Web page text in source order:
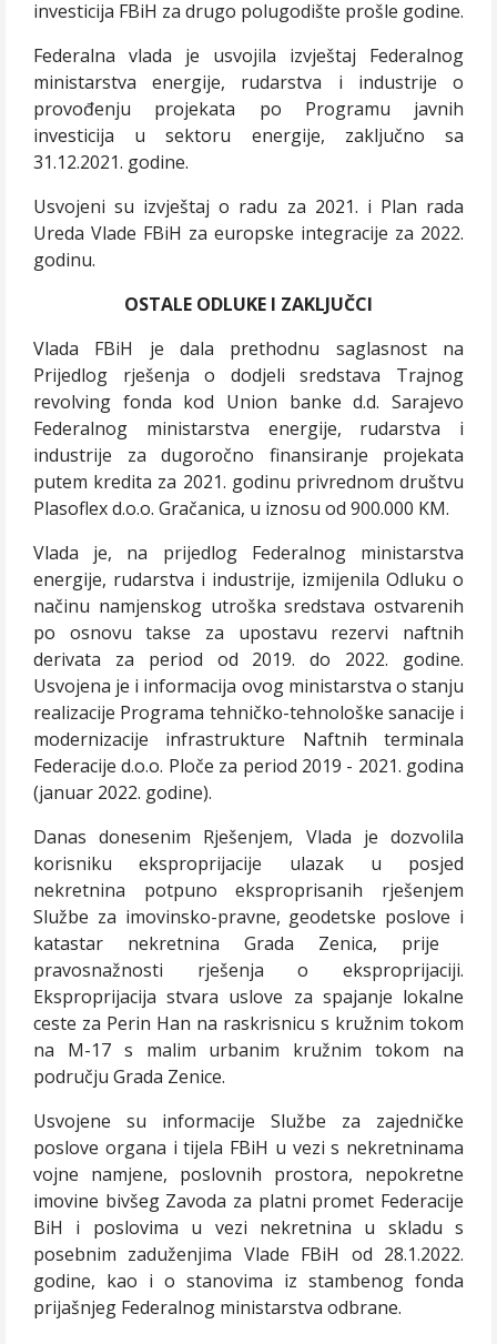
investicija FBiH za drugo polugodište prošle godine.
Federalna vlada je usvojila izvještaj Federalnog
ministarstva energije, rudarstva i industrije o
provođenju projekata po Programu javnih
investicija u sektoru energije, zaključno sa
31.12.2021. godine.
Usvojeni su izvještaj o radu za 2021. i Plan rada
Ureda Vlade FBiH za europske integracije za 2022.
godinu.
OSTALE ODLUKE I ZAKLJUČCI
Vlada FBiH je dala prethodnu saglasnost na
Prijedlog rješenja o dodjeli sredstava Trajnog
revolving fonda kod Union banke d.d. Sarajevo
Federalnog ministarstva energije, rudarstva i
industrije za dugoročno finansiranje projekata
putem kredita za 2021. godinu privrednom društvu
Plasoflex d.o.o. Gračanica, u iznosu od 900.000 KM.
Vlada je, na prijedlog Federalnog ministarstva
energije, rudarstva i industrije, izmijenila Odluku o
načinu namjenskog utroška sredstava ostvarenih
po osnovu takse za upostavu rezervi naftnih
derivata za period od 2019. do 2022. godine.
Usvojena je i informacija ovog ministarstva o stanju
realizacije Programa tehničko-tehnološke sanacije i
modernizacije infrastrukture Naftnih terminala
Federacije d.o.o. Ploče za period 2019 - 2021. godina
(januar 2022. godine).
Danas donesenim Rješenjem, Vlada je dozvolila
korisniku eksproprijacije ulazak u posjed
nekretnina potpuno eksproprisanih rješenjem
Službe za imovinsko-pravne, geodetske poslove i
katastar nekretnina Grada Zenica, prije
pravosnažnosti rješenja o eksproprijaciji.
Eksproprijacija stvara uslove za spajanje lokalne
ceste za Perin Han na raskrisnicu s kružnim tokom
na M-17 s malim urbanim kružnim tokom na
području Grada Zenice.
Usvojene su informacije Službe za zajedničke
poslove organa i tijela FBiH u vezi s nekretninama
vojne namjene, poslovnih prostora, nepokretne
imovine bivšeg Zavoda za platni promet Federacije
BiH i poslovima u vezi nekretnina u skladu s
posebnim zaduženjima Vlade FBiH od 28.1.2022.
godine, kao i o stanovima iz stambenog fonda
prijašnjeg Federalnog ministarstva odbrane.